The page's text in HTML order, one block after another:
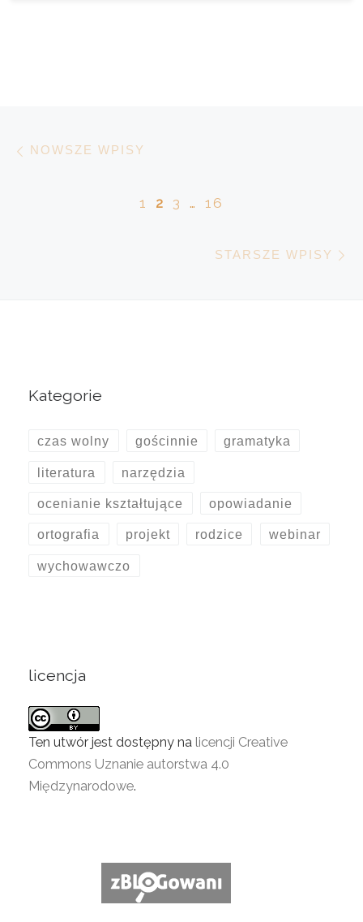
Nawigacja po wpisach
NOWSZE WPISY
1 2 3 … 16
STARSZE WPISY
Kategorie
czas wolny gościnnie gramatyka
literatura narzędzia
ocenianie kształtujące opowiadanie
ortografia projekt rodzice webinar
wychowawczo
licencja
Ten utwór jest dostępny na licencji Creative
Commons Uznanie autorstwa 4.0
Międzynarodowe.